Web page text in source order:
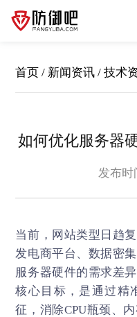
首页 / 新闻资讯 /技术
如何优化服务器
发布时
当前，网站类型日趋
发电商平台、数据密
服务器硬件的需求差
核心目标，是通过精
征，消除CPU瓶颈、